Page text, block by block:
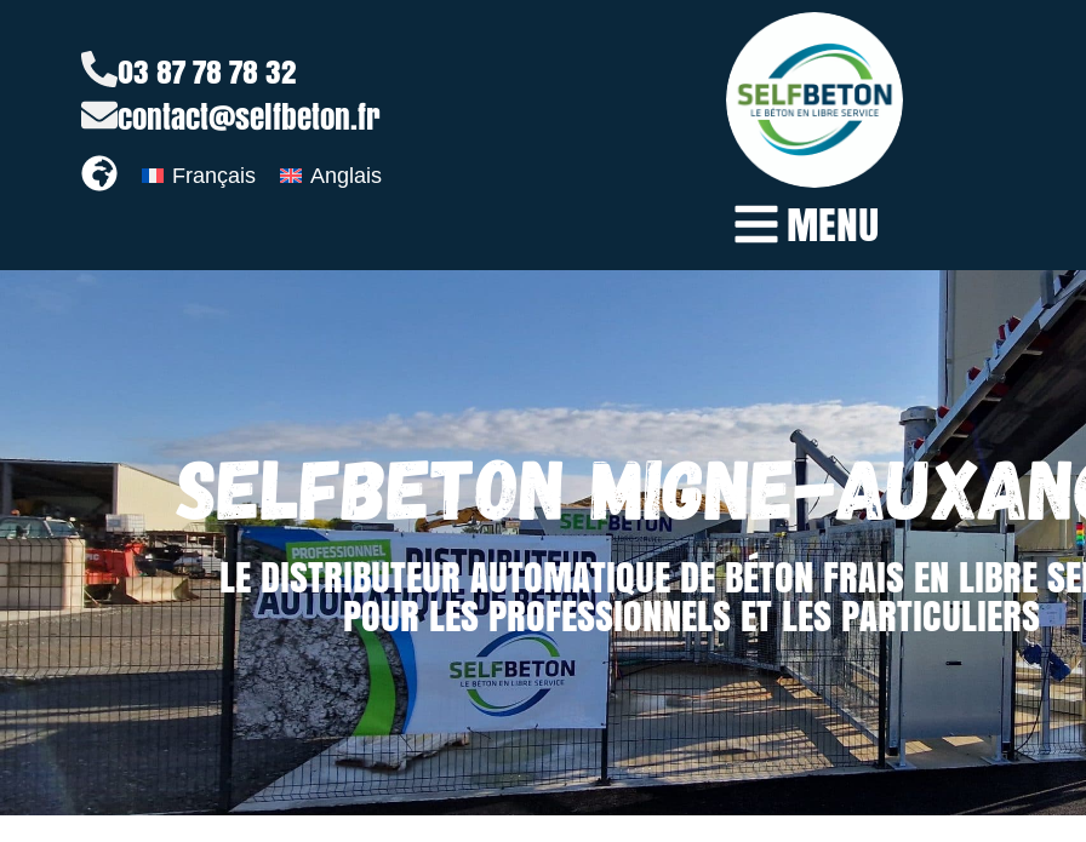
03 87 78 78 32
contact@selfbeton.fr
Français Anglais
MENU
SELFBETON MIGNE-
LE DISTRIBUTEUR AUTOMATIQUE DE BÉTON FRAIS EN LIBRE
POUR LES PROFESSIONNELS ET LES PARTICULIERS